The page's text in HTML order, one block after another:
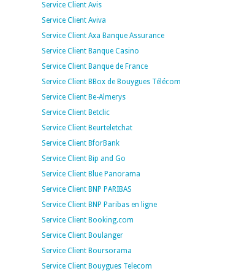
Service Client Avis
Service Client Aviva
Service Client Axa Banque Assurance
Service Client Banque Casino
Service Client Banque de France
Service Client BBox de Bouygues Télécom
Service Client Be-Almerys
Service Client Betclic
Service Client Beurteletchat
Service Client BforBank
Service Client Bip and Go
Service Client Blue Panorama
Service Client BNP PARIBAS
Service Client BNP Paribas en ligne
Service Client Booking.com
Service Client Boulanger
Service Client Boursorama
Service Client Bouygues Telecom